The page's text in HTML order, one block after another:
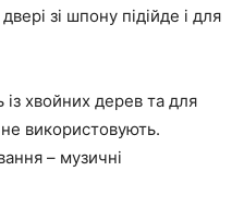
зі шпону підійде і для
хвойних дерев та для
використовують.
– музичні